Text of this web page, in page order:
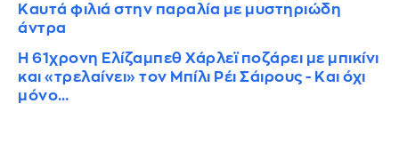
Καυτά φιλιά στην παραλία με μυστηριώδη
άντρα
Η 61χρονη Ελίζαμπεθ Χάρλεϊ ποζάρει με μπικίνι
και «τρελαίνει» τον Μπίλι Ρέι Σάιρους - Και όχι
μόνο…